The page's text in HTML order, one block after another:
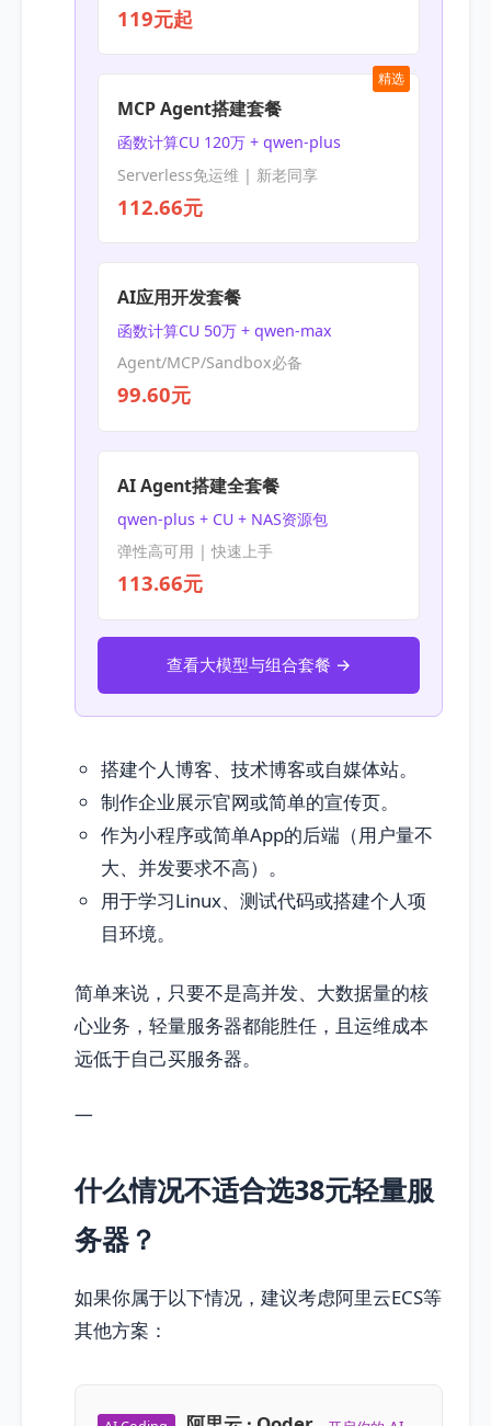
119元起
精选
MCP Agent搭建套餐
函数计算CU 120万 + qwen-plus
Serverless免运维 | 新老同享
112.66元
AI应用开发套餐
函数计算CU 50万 + qwen-max
Agent/MCP/Sandbox必备
99.60元
AI Agent搭建全套餐
qwen-plus + CU + NAS资源包
弹性高可用 | 快速上手
113.66元
查看大模型与组合套餐 →
搭建个人博客、技术博客或自媒体站。
制作企业展示官网或简单的宣传页。
作为小程序或简单App的后端（用户量不
大、并发要求不高）。
用于学习Linux、测试代码或搭建个人项
目环境。
简单来说，只要不是高并发、大数据量的核
心业务，轻量服务器都能胜任，且运维成本
远低于自己买服务器。
—
什么情况不适合选38元轻量服
务器？
如果你属于以下情况，建议考虑阿里云ECS等
其他方案：